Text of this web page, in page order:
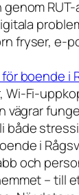
fryser, e-
boende i
Wi-Fi-
vägrar
både
i
och
– till